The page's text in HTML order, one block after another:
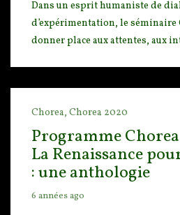
Dans un esprit humaniste de
d’expérimentation, le séminaire
donner place aux attentes, aux
Chorea, Chorea 2020
Programme
La Renaissance
: une anthologie
6 années ago